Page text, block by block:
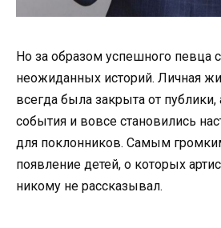
Но за образом успешного певца
неожиданных историй. Личная
всегда была закрыта от
события и вовсе становились
для поклонников. Самым
появление детей, о которых
никому не рассказывал.